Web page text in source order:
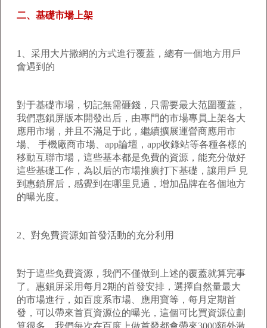
二、基礎市場上架
1、采用大片撒網的方式進行覆蓋，總有一個地方用戶
會遇到的
對于基礎市場，切記無需砸錢，只需要最大范圍覆蓋，
我們惠鎖屏版本開發出后，由專門的市場專員上架各大
應用市場，并且不滿足于此，繼續擴展運營商應用市
場、 手機廠商市場、app論壇，app收錄站等各種各樣的
移動互聯市場，這些基本都是免費的資源，能充分做好
這些基礎工作，為以后的市場推廣打下基礎，讓用戶 見
到惠鎖屏后，感覺到在哪里見過，增加品牌在各個地方
的曝光度。
2、對免費資源如首發活動的充分利用
對于這些免費資源，我們不僅做到上述的覆蓋就算完事
了。惠鎖屏采用每月2期的首發安排，選擇自然量最大
的市場進行，如百度系市場、應用寶等，每月定期首
發，可以帶來首頁資源位的曝光，這個可比買資源位劃
算很多，我們每次在百度上做首發都會帶來3000額外激